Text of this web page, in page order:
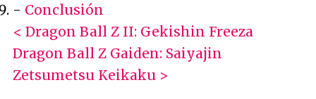
- Conclusión
< Dragon Ball Z II: Gekishin Freeza
Dragon Ball Z Gaiden: Saiyajin
Zetsumetsu Keikaku >